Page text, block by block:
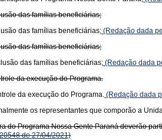
das famílias beneficiárias;
das famílias beneficiárias; (Redação dada
das famílias beneficiárias;
das famílias beneficiárias; (Redação dada
da execução do Programa.
da execução do Programa. (Redação dada
os representantes que comporão a
do Programa Nossa Gente Paraná deverão
de 27/04/2021)